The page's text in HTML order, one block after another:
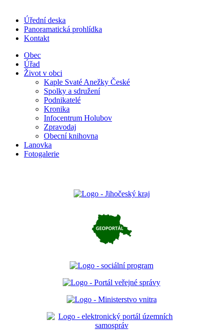
Úřední deska
Panoramatická prohlídka
Kontakt
Obec
Úřad
Život v obci
Kaple Svaté Anežky České
Spolky a sdružení
Podnikatelé
Kronika
Infocentrum Holubov
Zpravodaj
Obecní knihovna
Lanovka
Fotogalerie